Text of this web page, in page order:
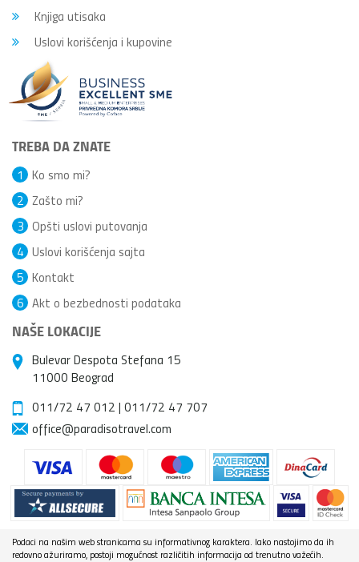
Knjiga utisaka
Uslovi korišćenja i kupovine
TREBA DA ZNATE
Ko smo mi?
1
Zašto mi?
2
Opšti uslovi putovanja
3
Uslovi korišćenja sajta
4
Kontakt
5
Akt o bezbednosti podataka
6
NAŠE LOKACIJE
Bulevar Despota Stefana 15
11000 Beograd
011/72 47 012 | 011/72 47 707
office@paradisotravel.com
Podaci na našim web stranicama su informativnog karaktera. Iako nastojimo da ih
redovno ažuriramo, postoji mogućnost različitih informacija od trenutno važećih.